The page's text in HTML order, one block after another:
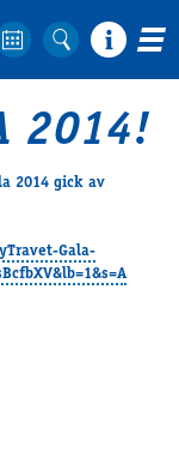
2014!
2014 gick av
Gala-